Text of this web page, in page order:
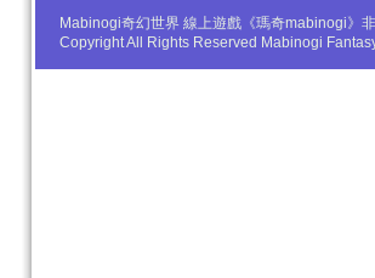
Mabinogi奇幻世界 線上遊戲《瑪奇mabinogi》
Copyright All Rights Reserved Mabinogi